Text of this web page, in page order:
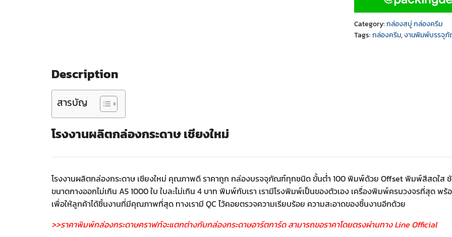
Category:กล่องสบู่ กล่องครีม
Tags:กล่องครีม,งานพิมพ์บรรจุ
Description
สารบัญ
โรงงานผลิตกล่องกระดาษ เชียงใหม่
โรงงานผลิตกล่องกระดาษ เชียงใหม่ คุณภาพดี ราคาถูก กล่องบรจจุภัณฑ์ทุกชนิด ขั้นต่ำ 100 พิมพ์ด้วย Offset พิมพ์สีสดใส
ขนาดกางออกไม่เกิน A5 1000 ใบ ใบละไม่เกิน 4 บาท พิมพ์กับเรา เรามีโรงพิมพ์เป็นของตัวเอง เครื่องพิมพ์ครบวงจรที่สุด
เพื่อให้ลูกค้าได้ชิ้นงานที่มีคุณภาพที่สุด ทางเรามี QC ไว้คอยตรวจความเรียบร้อย ความสะอาดของชิ้นงานอีกด้วย
>>ราคาพิมพ์กล่องกระดาษคราฟท์จะแตกต่างกับกล่องกระดาษอาร์ตการ์ด สามารถขอราคาโดยตรงผ่านทาง Line Official